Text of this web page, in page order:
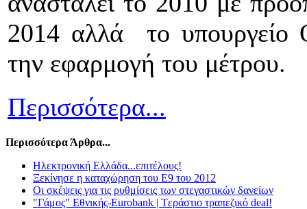
2014 αλλά το υπουργείο
την εφαρμογή του μέτρου.
Περισσότερα...
Περισσότερα Άρθρα...
Ηλεκτρονική Ελλάδα...επιτέλους!
Ξεκίνησε η καταχώρηση του Ε9 του 2012
Οι σκέψεις για τις ρυθμίσεις των στεγαστικών δανείων
"Γάμος" Εθνικής-Eurobank | Tεράστιο τραπεζικό deal!